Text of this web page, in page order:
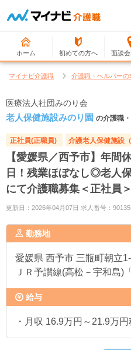
ホーム 初めての方へ 面談
マイナビ介護職 介護職・ヘルパーの
医療法人社団みのり会
老人保健施設みのり園 の介護職
正社員(正職員) 介護老人保健施設（
【愛媛県／西予市】年間
日！残業ほぼなし◎老人
にて介護職募集＜正社員＞
更新日：2026年04月07日 求人番号：
勤務地
愛媛県 西予市 三瓶町朝立
ＪＲ予讃線(高松－宇和島)
給与
・月収 16.9万円～21.9万